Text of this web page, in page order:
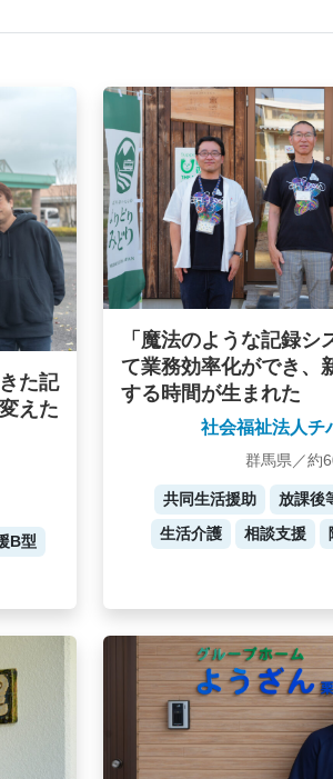
た記
えた
B型
「魔法のような記録シ
て業務効率化ができ、
する時間が生まれた
社会福祉法人チ
群馬県／約
共同生活援助
放課後
生活介護
相談支援